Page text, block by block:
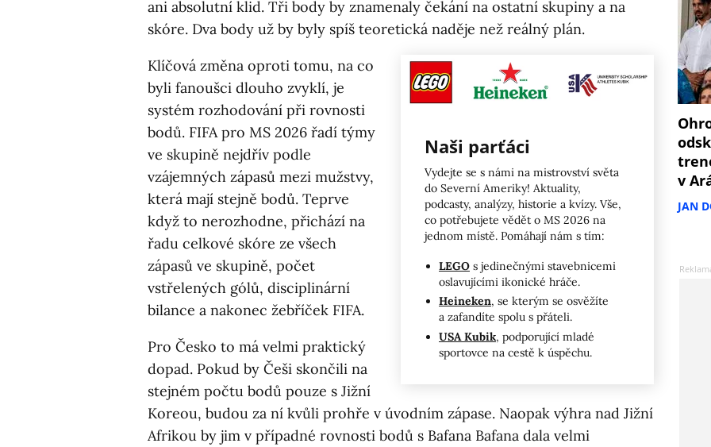
ani absolutní klid. Tři body by znamenaly čekání na ostatní skupiny a na
skóre. Dva body už by byly spíš teoretická naděje než reálný plán.
Naši parťáci
Vydejte se s námi na mistrovství světa
do Severní Ameriky! Aktuality,
podcasty, analýzy, historie a kvízy. Vše,
co potřebujete vědět o MS 2026 na
jednom místě. Pomáhají nám s tím:
LEGO s jedinečnými stavebnicemi
oslavujícími ikonické hráče.
Heineken, se kterým se osvěžíte
a zafandíte spolu s přáteli.
USA Kubik, podporující mladé
sportovce na cestě k úspěchu.
Klíčová změna oproti tomu, na co
byli fanoušci dlouho zvyklí, je
systém rozhodování při rovnosti
bodů. FIFA pro MS 2026 řadí týmy
ve skupině nejdřív podle
vzájemných zápasů mezi mužstvy,
která mají stejně bodů. Teprve
když to nerozhodne, přichází na
řadu celkové skóre ze všech
zápasů ve skupině, počet
vstřelených gólů, disciplinární
bilance a nakonec žebříček FIFA.
Pro Česko to má velmi praktický
dopad. Pokud by Češi skončili na
stejném počtu bodů pouze s Jižní
Koreou, budou za ní kvůli prohře v úvodním zápase. Naopak výhra nad Jižní
Afrikou by jim v případné rovnosti bodů s Bafana Bafana dala velmi
v
JAN